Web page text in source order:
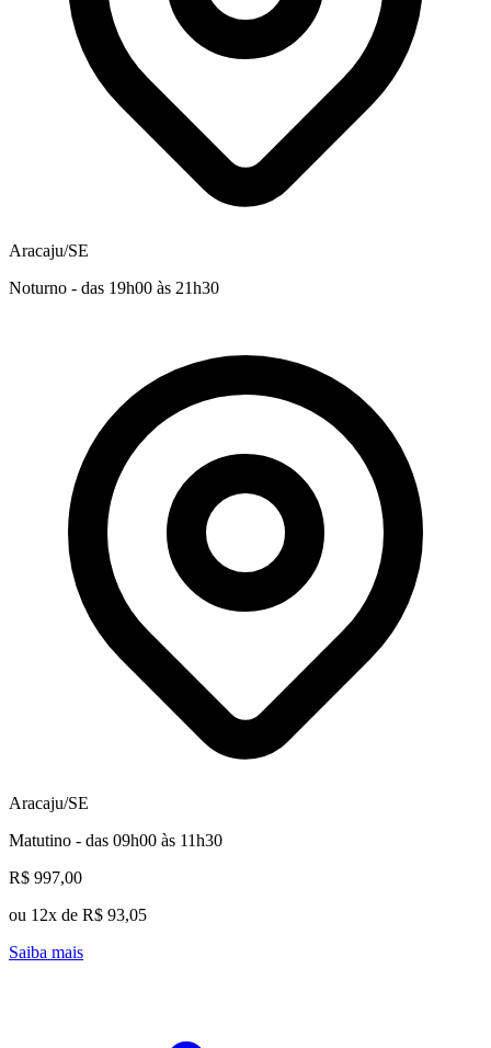
Aracaju/SE
Noturno - das 19h00 às 21h30
Aracaju/SE
Matutino - das 09h00 às 11h30
R$ 997,00
ou 12x de R$ 93,05
Saiba mais